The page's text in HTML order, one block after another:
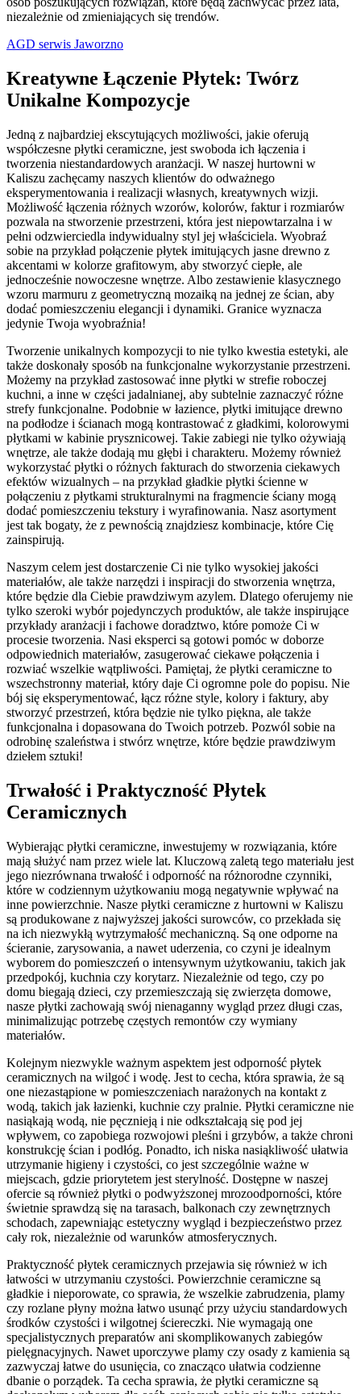
niezależnie od zmieniających się trendów.
AGD serwis Jaworzno
Kreatywne Łączenie Płytek: Twórz
Unikalne Kompozycje
Jedną z najbardziej ekscytujących możliwości, jakie oferują
współczesne płytki ceramiczne, jest swoboda ich łączenia i
tworzenia niestandardowych aranżacji. W naszej hurtowni w
Kaliszu zachęcamy naszych klientów do odważnego
eksperymentowania i realizacji własnych, kreatywnych wizji.
Możliwość łączenia różnych wzorów, kolorów, faktur i rozmiarów
pozwala na stworzenie przestrzeni, która jest niepowtarzalna i w
pełni odzwierciedla indywidualny styl jej właściciela. Wyobraź
sobie na przykład połączenie płytek imitujących jasne drewno z
akcentami w kolorze grafitowym, aby stworzyć ciepłe, ale
jednocześnie nowoczesne wnętrze. Albo zestawienie klasycznego
wzoru marmuru z geometryczną mozaiką na jednej ze ścian, aby
dodać pomieszczeniu elegancji i dynamiki. Granice wyznacza
jedynie Twoja wyobraźnia!
Tworzenie unikalnych kompozycji to nie tylko kwestia estetyki, ale
także doskonały sposób na funkcjonalne wykorzystanie przestrzeni.
Możemy na przykład zastosować inne płytki w strefie roboczej
kuchni, a inne w części jadalnianej, aby subtelnie zaznaczyć różne
strefy funkcjonalne. Podobnie w łazience, płytki imitujące drewno
na podłodze i ścianach mogą kontrastować z gładkimi, kolorowymi
płytkami w kabinie prysznicowej. Takie zabiegi nie tylko ożywiają
wnętrze, ale także dodają mu głębi i charakteru. Możemy również
wykorzystać płytki o różnych fakturach do stworzenia ciekawych
efektów wizualnych – na przykład gładkie płytki ścienne w
połączeniu z płytkami strukturalnymi na fragmencie ściany mogą
dodać pomieszczeniu tekstury i wyrafinowania. Nasz asortyment
jest tak bogaty, że z pewnością znajdziesz kombinacje, które Cię
zainspirują.
Naszym celem jest dostarczenie Ci nie tylko wysokiej jakości
materiałów, ale także narzędzi i inspiracji do stworzenia wnętrza,
które będzie dla Ciebie prawdziwym azylem. Dlatego oferujemy nie
tylko szeroki wybór pojedynczych produktów, ale także inspirujące
przykłady aranżacji i fachowe doradztwo, które pomoże Ci w
procesie tworzenia. Nasi eksperci są gotowi pomóc w doborze
odpowiednich materiałów, zasugerować ciekawe połączenia i
rozwiać wszelkie wątpliwości. Pamiętaj, że płytki ceramiczne to
wszechstronny materiał, który daje Ci ogromne pole do popisu. Nie
bój się eksperymentować, łącz różne style, kolory i faktury, aby
stworzyć przestrzeń, która będzie nie tylko piękna, ale także
funkcjonalna i dopasowana do Twoich potrzeb. Pozwól sobie na
odrobinę szaleństwa i stwórz wnętrze, które będzie prawdziwym
dziełem sztuki!
Trwałość i Praktyczność Płytek
Ceramicznych
Wybierając płytki ceramiczne, inwestujemy w rozwiązania, które
mają służyć nam przez wiele lat. Kluczową zaletą tego materiału jest
jego niezrównana trwałość i odporność na różnorodne czynniki,
które w codziennym użytkowaniu mogą negatywnie wpływać na
inne powierzchnie. Nasze płytki ceramiczne z hurtowni w Kaliszu
są produkowane z najwyższej jakości surowców, co przekłada się
na ich niezwykłą wytrzymałość mechaniczną. Są one odporne na
ścieranie, zarysowania, a nawet uderzenia, co czyni je idealnym
wyborem do pomieszczeń o intensywnym użytkowaniu, takich jak
przedpokój, kuchnia czy korytarz. Niezależnie od tego, czy po
domu biegają dzieci, czy przemieszczają się zwierzęta domowe,
nasze płytki zachowają swój nienaganny wygląd przez długi czas,
minimalizując potrzebę częstych remontów czy wymiany
materiałów.
Kolejnym niezwykle ważnym aspektem jest odporność płytek
ceramicznych na wilgoć i wodę. Jest to cecha, która sprawia, że są
one niezastąpione w pomieszczeniach narażonych na kontakt z
wodą, takich jak łazienki, kuchnie czy pralnie. Płytki ceramiczne nie
nasiąkają wodą, nie pęcznieją i nie odkształcają się pod jej
wpływem, co zapobiega rozwojowi pleśni i grzybów, a także chroni
konstrukcję ścian i podłóg. Ponadto, ich niska nasiąkliwość ułatwia
utrzymanie higieny i czystości, co jest szczególnie ważne w
miejscach, gdzie priorytetem jest sterylność. Dostępne w naszej
ofercie są również płytki o podwyższonej mrozoodporności, które
świetnie sprawdzą się na tarasach, balkonach czy zewnętrznych
schodach, zapewniając estetyczny wygląd i bezpieczeństwo przez
cały rok, niezależnie od warunków atmosferycznych.
Praktyczność płytek ceramicznych przejawia się również w ich
łatwości w utrzymaniu czystości. Powierzchnie ceramiczne są
gładkie i nieporowate, co sprawia, że wszelkie zabrudzenia, plamy
czy rozlane płyny można łatwo usunąć przy użyciu standardowych
środków czystości i wilgotnej ściereczki. Nie wymagają one
specjalistycznych preparatów ani skomplikowanych zabiegów
pielęgnacyjnych. Nawet uporczywe plamy czy osady z kamienia są
zazwyczaj łatwe do usunięcia, co znacząco ułatwia codzienne
dbanie o porządek. Ta cecha sprawia, że płytki ceramiczne są